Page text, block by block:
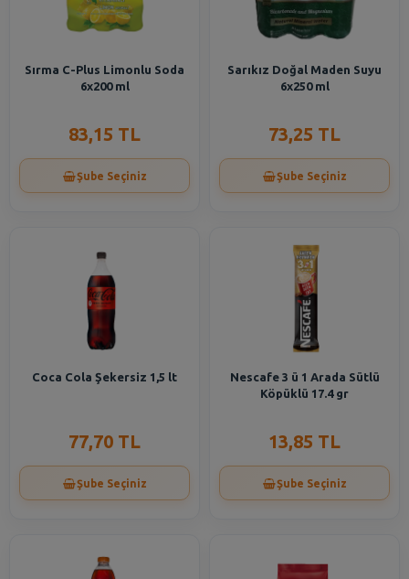
Sırma C-Plus Limonlu Soda
6x200 ml
83,15 TL
Şube Seçiniz
Sarıkız Doğal Maden Suyu
6x250 ml
73,25 TL
Şube Seçiniz
Coca Cola Şekersiz 1,5 lt
77,70 TL
Şube Seçiniz
Nescafe 3 ü 1 Arada Sütlü
Köpüklü 17.4 gr
13,85 TL
Şube Seçiniz